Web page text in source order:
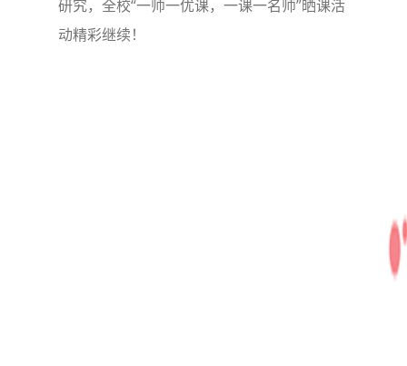
研究，全校“一师一优课，一课一名师”晒课活
动精彩继续！